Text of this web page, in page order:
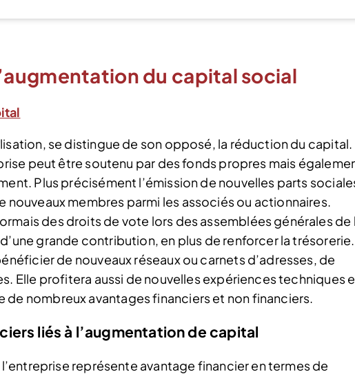
du capital social
se distingue de son opposé, la réduction du capital.
peut être soutenu par des fonds propres mais
Plus précisément l’émission de nouvelles parts
nouveaux membres parmi les associés ou actionnaires.
des droits de vote lors des assemblées générales de
grande contribution, en plus de renforcer la trésorerie.
de nouveaux réseaux ou carnets d’adresses, de
Elle profitera aussi de nouvelles expériences techniques
nombreux avantages financiers et non financiers.
liés à l’augmentation de capital
représente avantage financier en termes de